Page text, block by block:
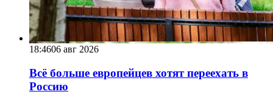
18:4606 авг 2026
Всё больше европейцев хотят переехать в
Россию